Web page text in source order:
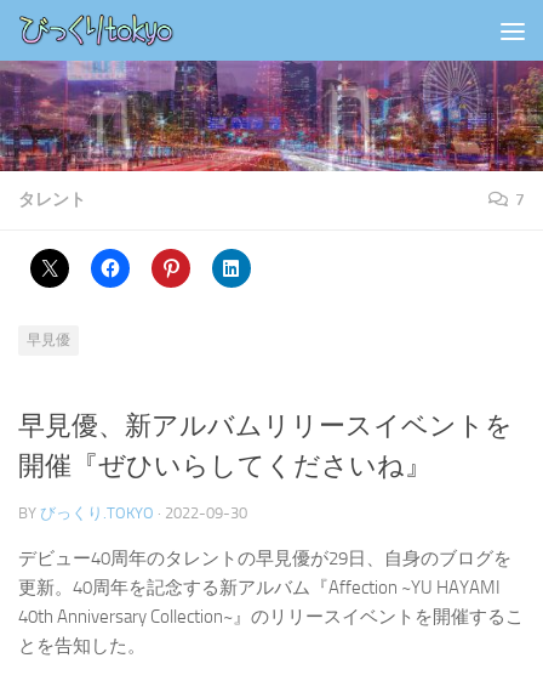
コンテンツの下
タレント 7
早見優
早見優、新アルバムリリースイベントを
開催『ぜひいらしてくださいね』
BY びっくり.TOKYO · 2022-09-30
デビュー40周年のタレントの早見優が29日、自身のブログを
更新。40周年を記念する新アルバム『Affection ~YU HAYAMI
40th Anniversary Collection~』のリリースイベントを開催するこ
とを告知した。